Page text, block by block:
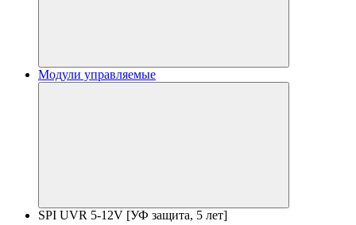
Модули управляемые
SPI UVR 5-12V [УФ защита, 5 лет]